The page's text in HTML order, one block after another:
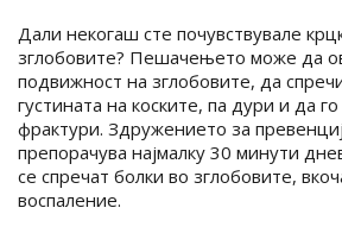
Дали некогаш сте почувствувале
зглобовите? Пешачењето може да
подвижност на зглобовите, да
густината на коските, па дури и да
фрактури. Здружението за
препорачува најмалку 30 минути
се спречат болки во зглобовите,
воспаление.